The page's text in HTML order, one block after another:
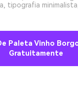
tipografia
Paleta Vinho
Gratuitamente